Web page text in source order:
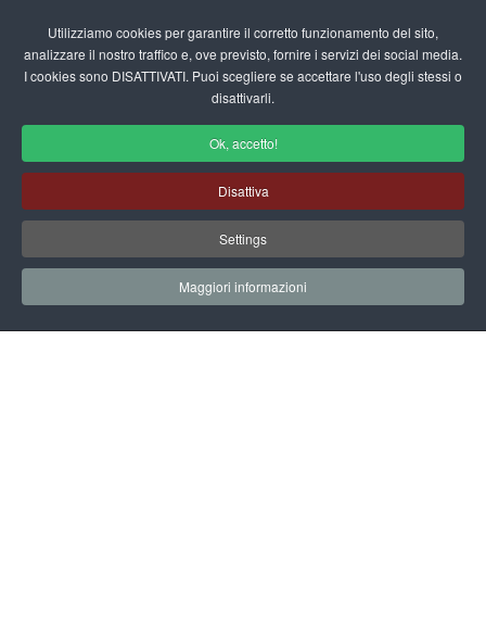
Utilizziamo cookies per garantire il corretto funzionamento del sito,
analizzare il nostro traffico e, ove previsto, fornire i servizi dei social media.
I cookies sono DISATTIVATI. Puoi scegliere se accettare l'uso degli stessi o
disattivarli.
Ok, accetto!
Disattiva
Settings
Maggiori informazioni
fas
Progetti Didattici per la Scuola
dell'Infanzia
Home Scuola Materna
Area Insegnanti
Progetto Sfaccettature di Donna